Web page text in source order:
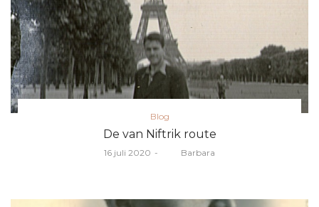
Posted
in
Blog
De van Niftrik route
Posted
16 juli 2020 Barbara